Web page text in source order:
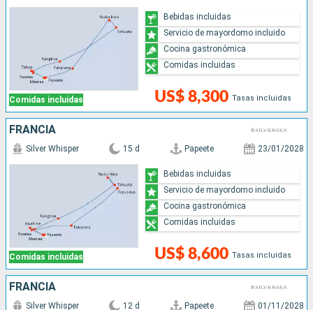
Comidas incluidas US$ 8,300 Tasas incluidas
Bebidas incluidas
Servicio de mayordomo incluido
Cocina gastronómica
Comidas incluidas
FRANCIA
Comidas incluidas
Silver Whisper 15 d Papeete 23/01/2028
US$ 8,600 Tasas incluidas
Bebidas incluidas
Servicio de mayordomo incluido
Cocina gastronómica
Comidas incluidas
FRANCIA
Silver Whisper 12 d Papeete 01/11/2028